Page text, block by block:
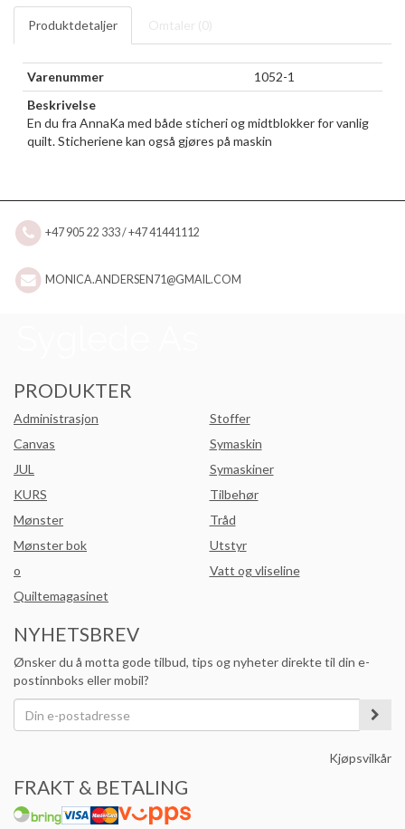
Produktdetaljer Omtaler (0)
Varenummer
1052-1
Beskrivelse
En du fra AnnaKa med både sticheri og midtblokker for vanlig
quilt. Sticheriene kan også gjøres på maskin
+47 905 22 333 / +47 41441112
MONICA.ANDERSEN71@GMAIL.COM
PRODUKTER
Administrasjon
Canvas
JUL
KURS
Mønster
Mønster bok
o
Quiltemagasinet
Stoffer
Symaskin
Symaskiner
Tilbehør
Tråd
Utstyr
Vatt og vliseline
NYHETSBREV
Ønsker du å motta gode tilbud, tips og nyheter direkte til din e-
postinnboks eller mobil?
Kjøpsvilkår
FRAKT & BETALING